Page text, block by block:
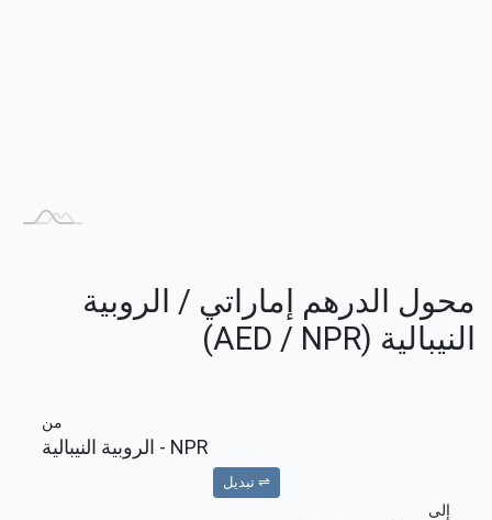
محول الدرهم إماراتي / الروبية
النيبالية (AED / NPR)
من
NPR - الروبية النيبالية
⇌ تبديل
إلى